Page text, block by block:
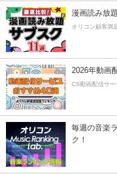
漫画読み放
オリコン顧客満
2026年動画
CS動画配信サ
毎週の音楽
ク！